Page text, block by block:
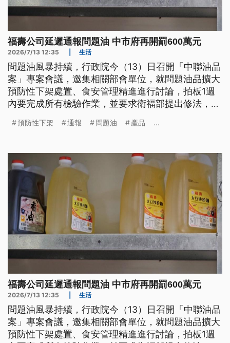
福壽公司延遲通報問題油 中市府再開罰600萬元
2026/7/13 12:35 生活
問題油風暴持續，行政院今（13）日召開「中聯油品
案」專案會議，邀集相關部會單位，就問題油品擴大
預防性下架處置、食安管理精進進行討論，拍板1週
內要完成所有檢驗作業，並要求衛福部提出修法，以
「分源分項」、「逐批確認」、「上下游核對」。
預防性下架 通報 問題油 產品 ...
福壽公司延遲通報問題油 中市府再開罰600萬元
2026/7/13 12:35 生活
問題油風暴持續，行政院今（13）日召開「中聯油品
案」專案會議，邀集相關部會單位，就問題油品擴大
預防性下架處置、食安管理精進進行討論，拍板1週